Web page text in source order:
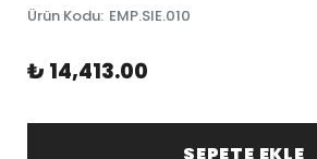
Ürün Kodu: EMP.SIE.010
₺ 14,413.00
SEPETE EKLE